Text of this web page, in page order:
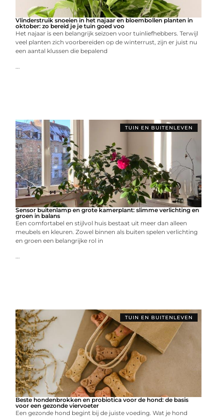
Vlinderstruik snoeien in het najaar en bloembollen planten in
oktober: zo bereid je je tuin goed voo
Het najaar is een belangrijk seizoen voor tuinliefhebbers. Terwijl
veel planten zich voorbereiden op de winterrust, zijn er juist nu
een aantal klussen die bepalend
...
TUIN EN BUITENLEVEN
Sensor buitenlamp en grote kamerplant: slimme verlichting en
groen in balans
Een comfortabel en stijlvol huis bestaat uit meer dan alleen
meubels en kleuren. Zowel binnen als buiten spelen verlichting
en groen een belangrijke rol in
...
TUIN EN BUITENLEVEN
Beste hondenbrokken en probiotica voor de hond: de basis
voor een gezonde viervoeter
Een gezonde hond begint bij de juiste voeding. Wat je hond